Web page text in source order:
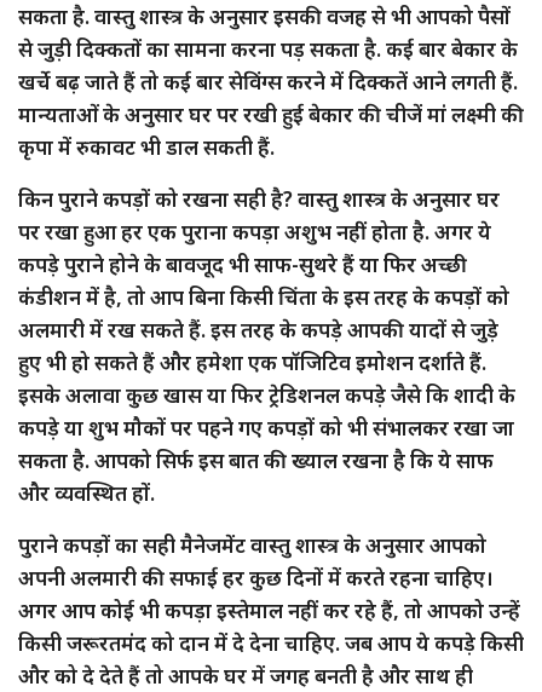
सकता है. वास्तु शास्त्र के अनुसार इसकी वजह से भी आपको पैसों
से जुड़ी दिक्कतों का सामना करना पड़ सकता है. कई बार बेकार के
खर्चे बढ़ जाते हैं तो कई बार सेविंग्स करने में दिक्कतें आने लगती हैं.
मान्यताओं के अनुसार घर पर रखी हुई बेकार की चीजें मां लक्ष्मी की
कृपा में रुकावट भी डाल सकती हैं.
किन पुराने कपड़ों को रखना सही है? वास्तु शास्त्र के अनुसार घर
पर रखा हुआ हर एक पुराना कपड़ा अशुभ नहीं होता है. अगर ये
कपड़े पुराने होने के बावजूद भी साफ-सुथरे हैं या फिर अच्छी
कंडीशन में है, तो आप बिना किसी चिंता के इस तरह के कपड़ों को
अलमारी में रख सकते हैं. इस तरह के कपड़े आपकी यादों से जुड़े
हुए भी हो सकते हैं और हमेशा एक पॉजिटिव इमोशन दर्शाते हैं.
इसके अलावा कुछ खास या फिर ट्रेडिशनल कपड़े जैसे कि शादी के
कपड़े या शुभ मौकों पर पहने गए कपड़ों को भी संभालकर रखा जा
सकता है. आपको सिर्फ इस बात की ख्याल रखना है कि ये साफ
और व्यवस्थित हों.
पुराने कपड़ों का सही मैनेजमेंट वास्तु शास्त्र के अनुसार आपको
अपनी अलमारी की सफाई हर कुछ दिनों में करते रहना चाहिए।
अगर आप कोई भी कपड़ा इस्तेमाल नहीं कर रहे हैं, तो आपको उन्हें
किसी जरूरतमंद को दान में दे देना चाहिए. जब आप ये कपड़े किसी
और को दे देते हैं तो आपके घर में जगह बनती है और साथ ही